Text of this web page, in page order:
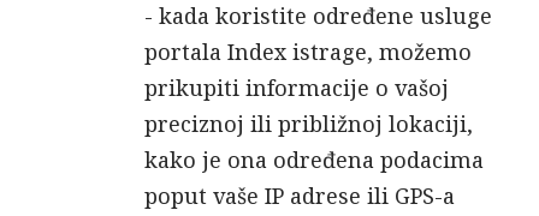
- kada koristite određene usluge
portala Index istrage, možemo
prikupiti informacije o vašoj
preciznoj ili približnoj lokaciji,
kako je ona određena podacima
poput vaše IP adrese ili GPS-a